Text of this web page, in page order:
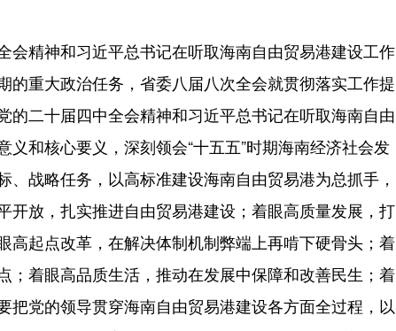
精神和习近平总书记在听取海南自由贸易港建设工作
重大政治任务，省委八届八次全会就贯彻落实工作提
的二十届四中全会精神和习近平总书记在听取海南自由
和核心要义，深刻领会“十五五”时期海南经济社会发
战略任务，以高标准建设海南自由贸易港为总抓手，
开放，扎实推进自由贸易港建设；着眼高质量发展，打
高起点改革，在解决体制机制弊端上再啃下硬骨头；着
；着眼高品质生活，推动在发展中保障和改善民生；着
党的领导贯穿海南自由贸易港建设各方面全过程，以